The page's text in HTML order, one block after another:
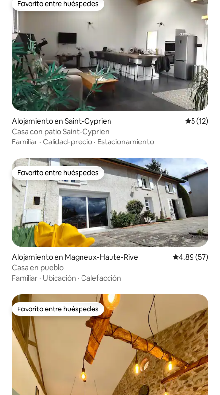
Favorito entre huéspedes
Favorito entre huéspedes
Alojamiento en Saint-Cyprien
5 (12)
Casa con patio Saint-Cyprien
Familiar · Calidad-precio · Estacionamiento
Favorito entre huéspedes
Favorito entre huéspedes
Alojamiento en Magneux-Haute-Rive Calificación
4.89 (57)
Casa en pueblo
Familiar · Ubicación · Calefacción
Favorito entre huéspedes
Favorito entre huéspedes